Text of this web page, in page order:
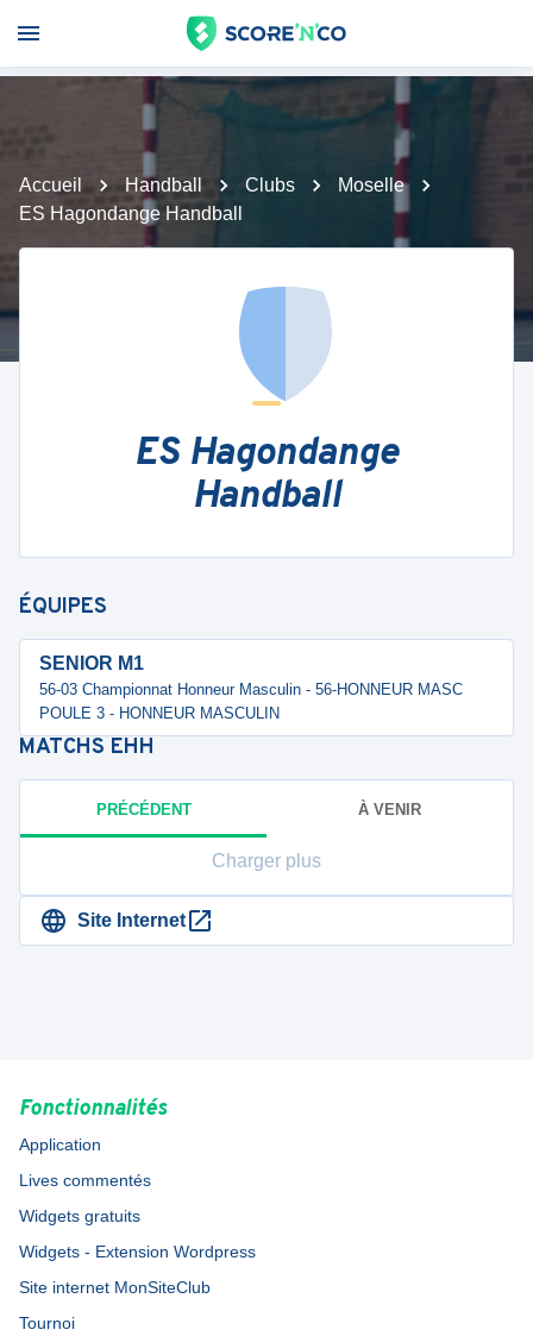
Accueil Handball Clubs
Moselle
ES Hagondange Handball
ES Hagondange
Handball
ÉQUIPES
SENIOR M1
56-03 Championnat Honneur Masculin - 56-HONNEUR MASC
POULE 3 - HONNEUR MASCULIN
MATCHS EHH
PRÉCÉDENT À VENIR
Charger plus
Site Internet
Fonctionnalités
Application
Lives commentés
Widgets gratuits
Widgets - Extension Wordpress
Site internet MonSiteClub
Tournoi